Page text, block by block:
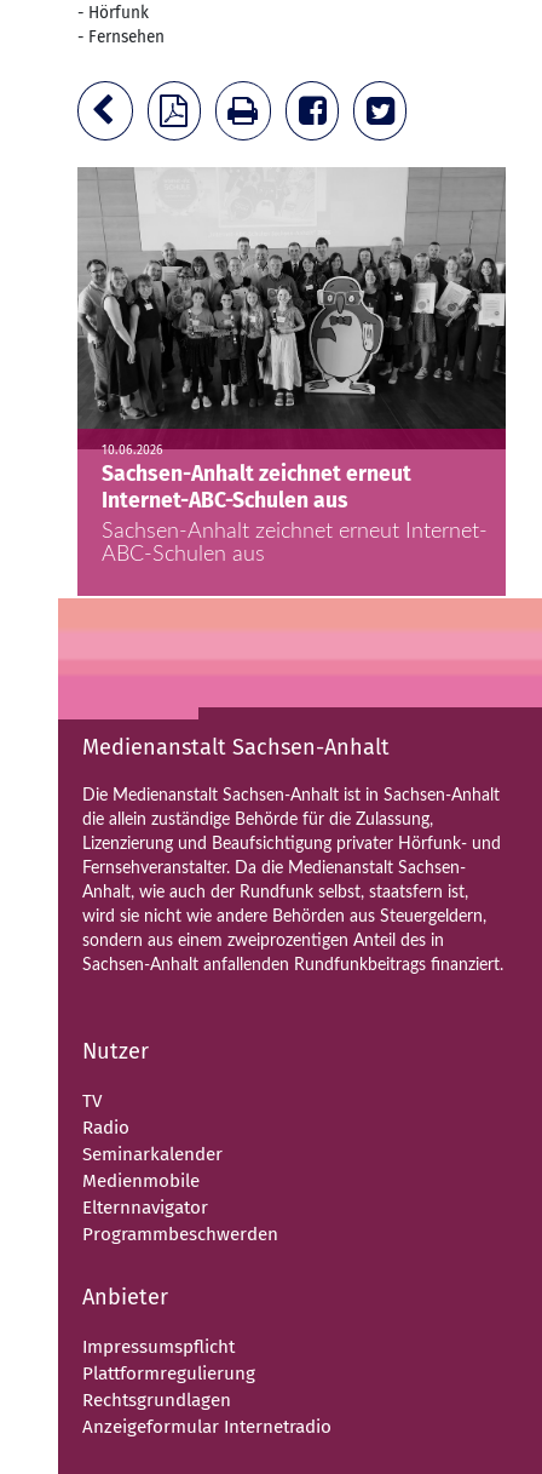
- Hörfunk
- Fernsehen
10.06.2026
Sachsen-Anhalt zeichnet erneut
Internet-ABC-Schulen aus
Sachsen-Anhalt zeichnet erneut Internet-
ABC-Schulen aus
Medienanstalt Sachsen-Anhalt
Die Medienanstalt Sachsen-Anhalt ist in Sachsen-Anhalt
die allein zuständige Behörde für die Zulassung,
Lizenzierung und Beaufsichtigung privater Hörfunk- und
Fernsehveranstalter. Da die Medienanstalt Sachsen-
Anhalt, wie auch der Rundfunk selbst, staatsfern ist,
wird sie nicht wie andere Behörden aus Steuergeldern,
sondern aus einem zweiprozentigen Anteil des in
Sachsen-Anhalt anfallenden Rundfunkbeitrags finanziert.
Nutzer
TV
Radio
Seminarkalender
Medienmobile
Elternnavigator
Programmbeschwerden
Anbieter
Impressumspflicht
Plattformregulierung
Rechtsgrundlagen
Anzeigeformular Internetradio